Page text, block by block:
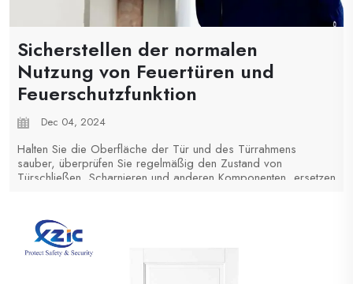
Sicherstellen der normalen
Nutzung von Feuertüren und
Feuerschutzfunktion
Dec 04, 2024
Halten Sie die Oberfläche der Tür und des Türrahmens
sauber, überprüfen Sie regelmäßig den Zustand von
Türschließen, Scharnieren und anderen Komponenten, ersetzen
Im Allgemeinen sind die meisten...